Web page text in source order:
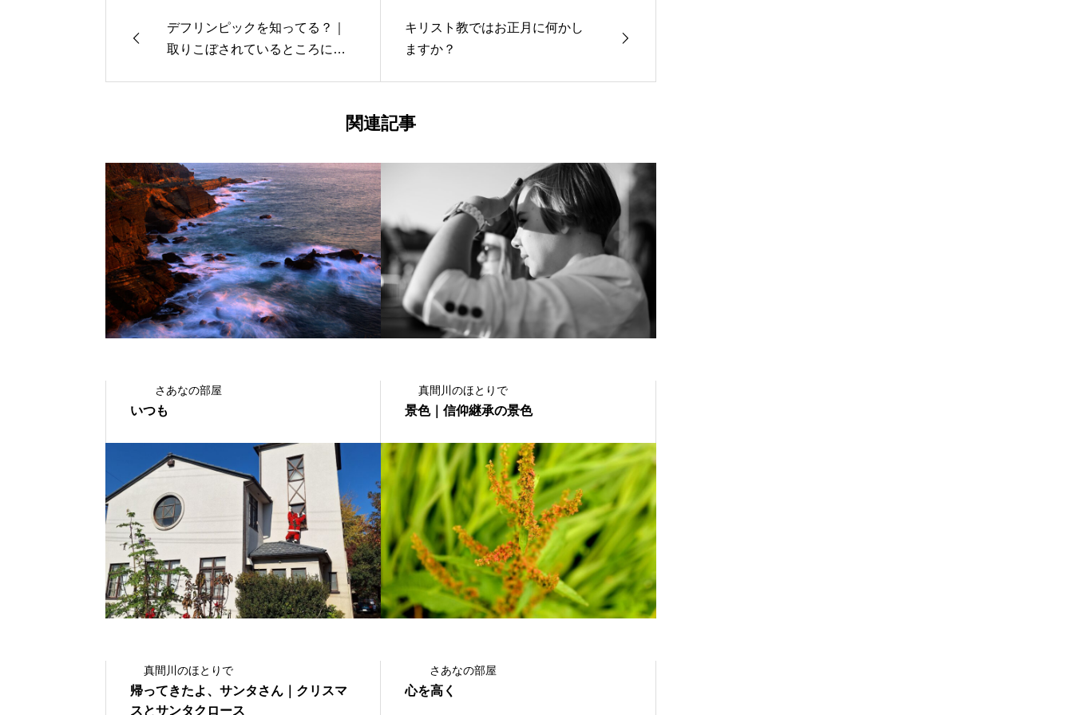
デフリンピックを知ってる？｜
取りこぼされているところに意
キリスト教ではお正月に何かし
ますか？
関連記事
さあなの部屋
いつも
2024.10.17
真間川のほとりで
景色｜信仰継承の景色
2025.03.10
真間川のほとりで
帰ってきたよ、サンタさん｜クリスマ
スとサンタクロース
さあなの部屋
心を高く